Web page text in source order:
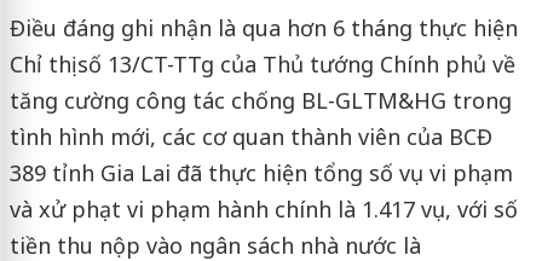
Điều đáng ghi nhận là qua hơn 6 tháng thực hiện
Chỉ thị số 13/CT-TTg của Thủ tướng Chính phủ về
tăng cường công tác chống BL-GLTM&HG trong
tình hình mới, các cơ quan thành viên của BCĐ
389 tỉnh Gia Lai đã thực hiện tổng số vụ vi phạm
và xử phạt vi phạm hành chính là 1.417 vụ, với số
tiền thu nộp vào ngân sách nhà nước là